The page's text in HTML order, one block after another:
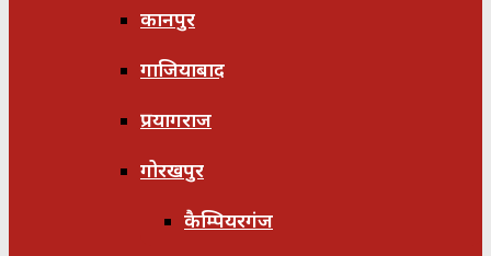
कानपुर
गाजियाबाद
प्रयागराज
गोरखपुर
कैम्पियरगंज